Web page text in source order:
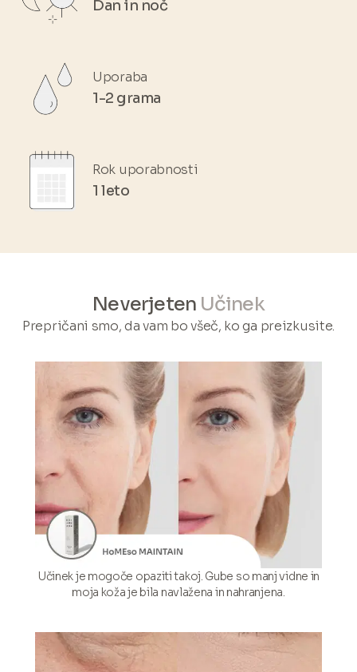
ACRYLOYLDIMETHYLTAURATE/VP COPOLYMER
PHENOXYETHANOL.
Dan in noč
Uporaba
1-2 grama
Rok uporabnosti
1 leto
Neverjeten Učinek
Prepričani smo, da vam bo všeč, ko ga preizkusite.
Učinek je mogoče opaziti takoj. Gube so manj vidne in
moja koža je bila navlažena in nahranjena.